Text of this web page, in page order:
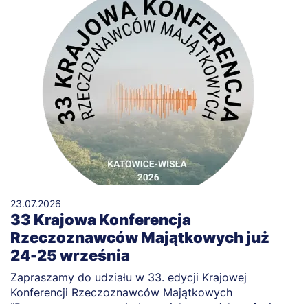
23.07.2026
33 Krajowa Konferencja
Rzeczoznawców Majątkowych już
24-25 września
Zapraszamy do udziału w 33. edycji Krajowej
Konferencji Rzeczoznawców Majątkowych